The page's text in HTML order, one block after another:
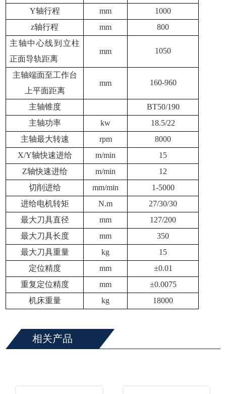
Y轴行程
mm
1000
z轴行程
mm
800
主轴中心线到立柱
正面导轨距离
mm 1050
主轴端面至工作台
上平面距离
mm 160-960
主轴锥度
BT50/190
主轴功率
kw
18.5/22
主轴最大转速
rpm
8000
X/Y轴快速进给
m/min
15
Z轴快速进给
m/min
12
切削进给
mm/min
1-5000
进给电机转矩
N.m
27/30/30
最大刀具直径
mm
127/200
最大刀具长度
mm
350
最大刀具重量
kg
15
定位精度
mm
±0.01
重复定位精度
mm
±0.0075
机床重量
kg 18000
相关产品